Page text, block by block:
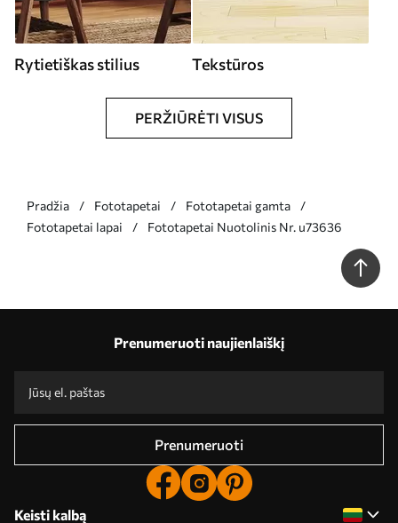
Rytietiškas stilius Tekstūros
PERŽIŪRĖTI VISUS
Pradžia Fototapetai
Fototapetai gamta
Fototapetai lapai
Fototapetai Nuotolinis Nr. u73636
Prenumeruoti naujienlaiškį
Prenumeruoti
Keisti kalbą